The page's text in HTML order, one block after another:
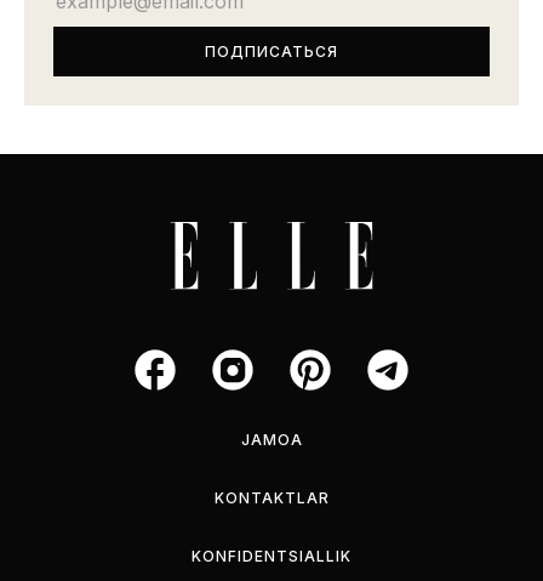
JAMOA
KONTAKTLAR
KONFIDENTSIALLIK